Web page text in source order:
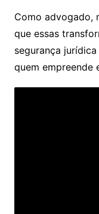
Como advogado,
que essas
segurança
quem empreende